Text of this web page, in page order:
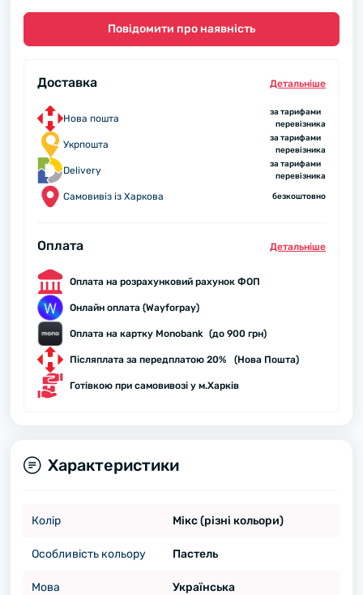
Повідомити про наявність
Доставка Детальнiше
Нова пошта
за тарифами
перевізника
Укрпошта
за тарифами
перевізника
Delivery
за тарифами
перевізника
Самовивіз із Харкова безкоштовно
Оплата Детальнiше
Оплата на розрахунковий рахунок ФОП
Онлайн оплата (Wayforpay)
Оплата на картку Monobank (до 900 грн)
Післяплата за передплатою 20% (Нова Пошта)
Готівкою при самовивозі у м.Харків
Характеристики
Колір Мікс (різні кольори)
Особливість кольору Пастель
Мова Українська